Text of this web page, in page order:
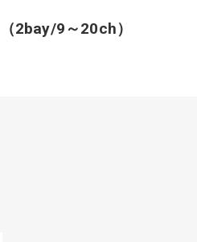
（2bay/9～20ch）